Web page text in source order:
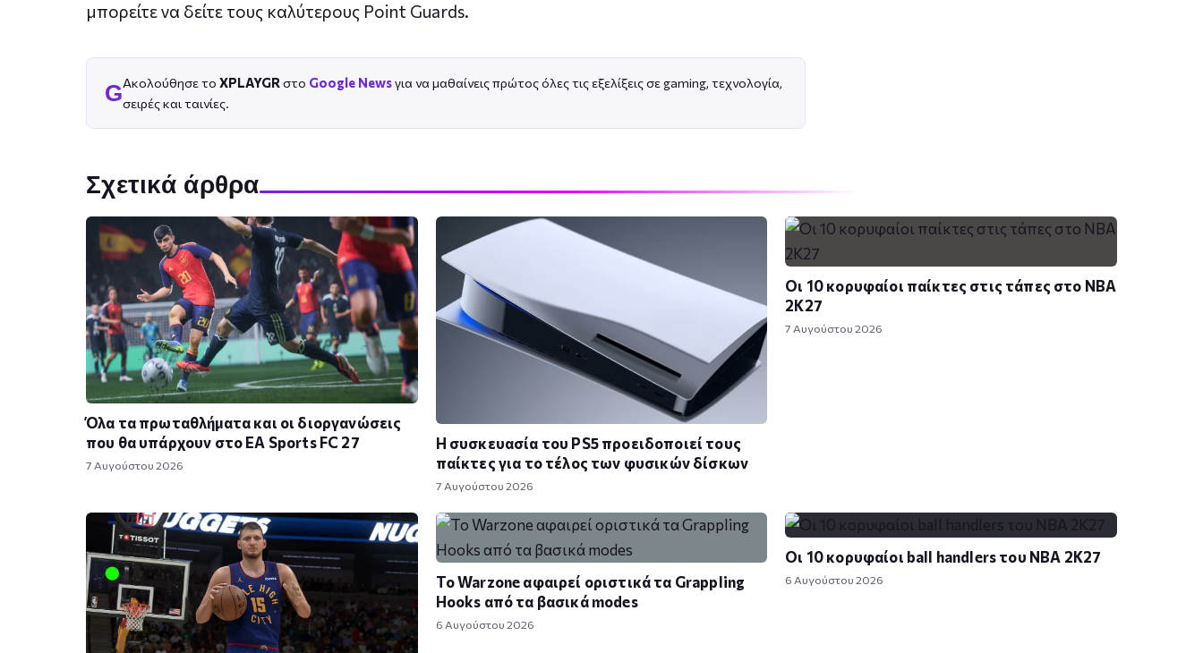
μπορείτε να δείτε τους καλύτερους Point Guards.
GΑκολούθησε το XPLAYGR στο Google Newsγια να μαθαίνεις πρώτος όλες τις εξελίξεις σε gaming, τεχνολογία,
σειρές και ταινίες.
Σχετικά άρθρα
Όλα τα πρωταθλήματα και οι διοργανώσεις
που θα υπάρχουν στο EA Sports FC 27
7 Αυγούστου 2026
Η συσκευασία του PS5 προειδοποιεί τους
παίκτες για το τέλος των φυσικών δίσκων
7 Αυγούστου 2026
Οι 10 κορυφαίοι παίκτες στις τάπες στο NBA
2K27
7 Αυγούστου 2026
Το Warzone αφαιρεί οριστικά τα Grappling
Hooks από τα βασικά modes
6 Αυγούστου 2026
Οι 10 κορυφαίοι ball handlers του NBA 2K27
6 Αυγούστου 2026